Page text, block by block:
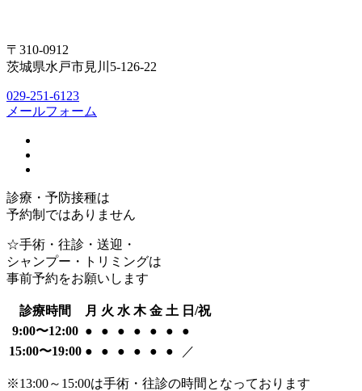
〒310-0912
茨城県水戸市見川5-126-22
029-251-6123
メールフォーム
診療・予防接種は
予約制ではありません
☆手術・往診・送迎・
シャンプー・トリミングは
事前予約をお願いします
診療時間 月 火 水 木 金 土 日/祝
9:00〜12:00 ● ● ● ● ● ●
●
15:00〜19:00 ● ● ● ● ● ● ／
※13:00～15:00は手術・往診の時間となっております